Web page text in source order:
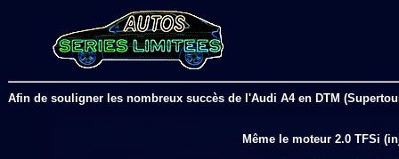
Afin de souligner les nombreux succès de l'Audi A4 en DTM
Même le moteur 2.0 TFSi